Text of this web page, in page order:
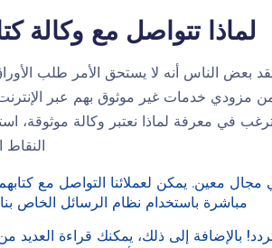
لماذا تتواصل مع وكالة
بعض الناس أنه لا يستحق الأمر طلب
مزودي خدمات غير موثوق بهم عبر
في معرفة لماذا نعتبر وكالة موثوقة،
النقاط
معين. يمكن لعملائنا التواصل مع كتابهم
مباشرة باستخدام نظام الرسائل الخاص
بالإضافة إلى ذلك، يمكنك قراءة العديد